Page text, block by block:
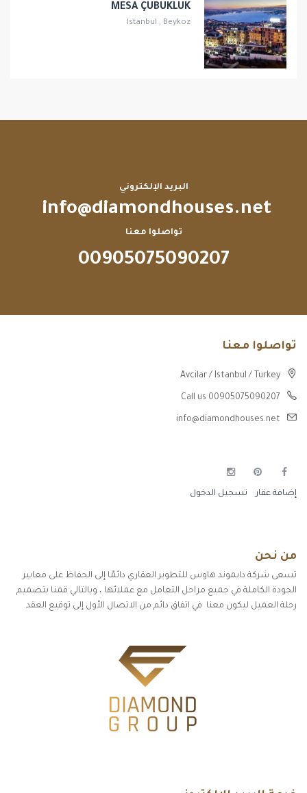
MESA ÇUBUKLUK
Istanbul , Beykoz
البريد الإلكتروني
info@diamondhouses.net
تواصلوا معنا
00905075090207
تواصلوا معنا
Avcilar / Istanbul / Turkey
Call us 00905075090207
info@diamondhouses.net
إضافة عقار تسجيل الدخول
من نحن
تسعى شركة دايموند هاوس للتطوير العقاري دائمًا إلى الحفاظ على معايير
الجودة الكاملة في جميع مراحل التعامل مع عملائها ، وبالتالي قمنا بتصميم
رحلة العميل ليكون معنا في اتفاق دائم من الاتصال الأول إلى توقيع العقد